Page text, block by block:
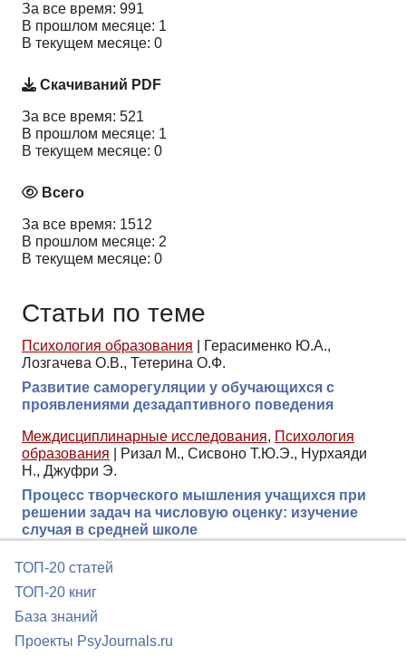
За все время: 991
В прошлом месяце: 1
В текущем месяце: 0
Скачиваний PDF
За все время: 521
В прошлом месяце: 1
В текущем месяце: 0
Всего
За все время: 1512
В прошлом месяце: 2
В текущем месяце: 0
Статьи по теме
Психология образования
Герасименко Ю.А.,
Лозгачева О.В., Тетерина О.Ф.
Развитие саморегуляции у обучающихся с
проявлениями дезадаптивного поведения
Междисциплинарные исследования, Психология
образования
Ризал М., Сисвоно Т.Ю.Э., Нурхаяди
Н., Джуфри Э.
Процесс творческого мышления учащихся при
решении задач на числовую оценку: изучение
случая в средней школе
ТОП-20 статей
ТОП-20 книг
База знаний
Проекты PsyJournals.ru